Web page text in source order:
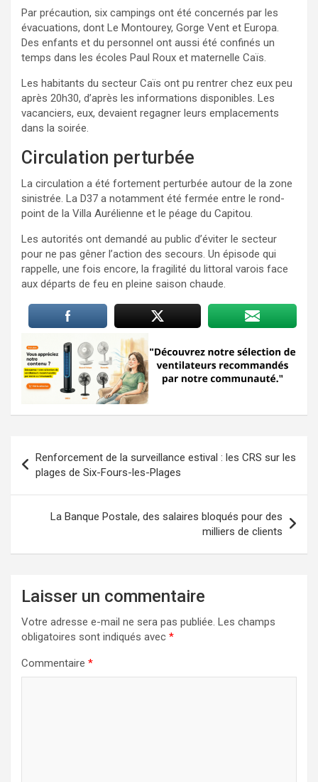
Par précaution, six campings ont été concernés par les
évacuations, dont Le Montourey, Gorge Vent et Europa.
Des enfants et du personnel ont aussi été confinés un
temps dans les écoles Paul Roux et maternelle Caïs.
Les habitants du secteur Caïs ont pu rentrer chez eux peu
après 20h30, d’après les informations disponibles. Les
vacanciers, eux, devaient regagner leurs emplacements
dans la soirée.
Circulation perturbée
La circulation a été fortement perturbée autour de la zone
sinistrée. La D37 a notamment été fermée entre le rond-
point de la Villa Aurélienne et le péage du Capitou.
Les autorités ont demandé au public d’éviter le secteur
pour ne pas gêner l’action des secours. Un épisode qui
rappelle, une fois encore, la fragilité du littoral varois face
aux départs de feu en pleine saison chaude.
de
l’article
Renforcement de la surveillance estival : les CRS sur les
plages de Six-Fours-les-Plages
La Banque Postale, des salaires bloqués pour des
milliers de clients
Laisser un commentaire
Votre adresse e-mail ne sera pas publiée. Les champs
obligatoires sont indiqués avec *
Commentaire *